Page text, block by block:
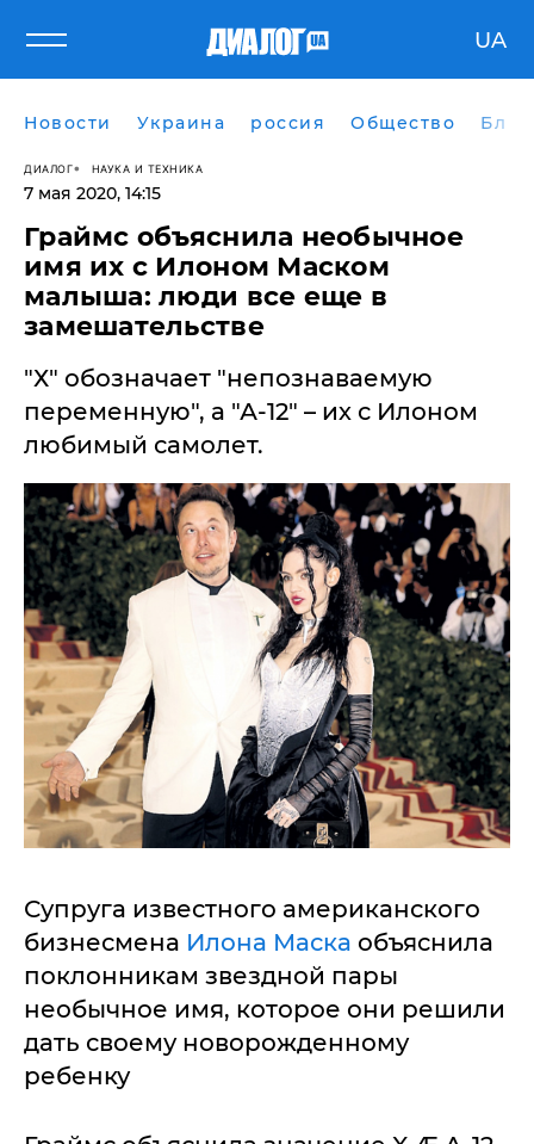
UA
Новости Украина россия Общество
ДИАЛОГ НАУКА И ТЕХНИКА
7 мая 2020, 14:15
Граймс объяснила необычное
имя их с Илоном Маском
малыша: люди все еще в
замешательстве
"Х" обозначает "непознаваемую
переменную", а "А-12" – их с Илоном
любимый самолет.
Супруга известного американского
бизнесмена Илона Маска объяснила
поклонникам звездной пары
необычное имя, которое они решили
дать своему новорожденному
ребенку